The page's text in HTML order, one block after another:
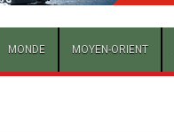
MOYEN-ORIENT
MONDE